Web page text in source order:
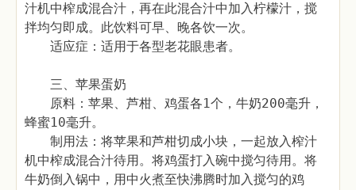
汁机中榨成混合汁，再在此混合汁中加入柠檬汁，搅
拌均匀即成。此饮料可早、晚各饮一次。
适应症：适用于各型老花眼患者。
三、苹果蛋奶
原料：苹果、芦柑、鸡蛋各1个，牛奶200毫升，
蜂蜜10毫升。
制用法：将苹果和芦柑切成小块，一起放入榨汁
机中榨成混合汁待用。将鸡蛋打入碗中搅匀待用。将
牛奶倒入锅中，用中火煮至快沸腾时加入搅匀的鸡